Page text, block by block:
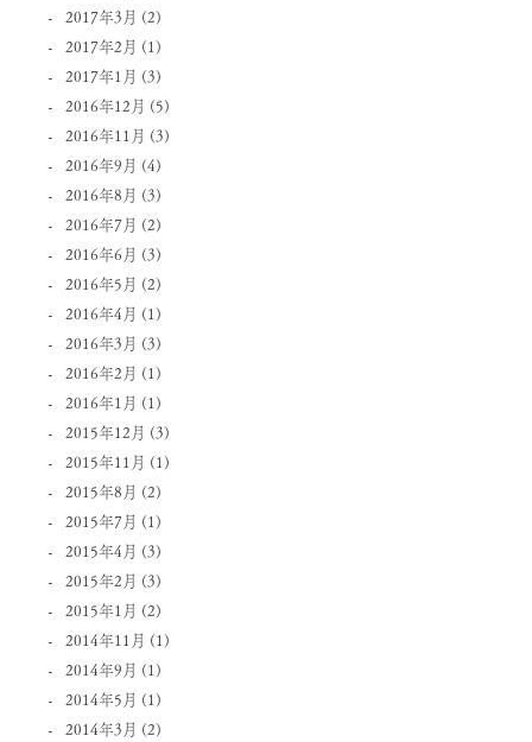
2017年3月 (2)
2017年2月 (1)
2017年1月 (3)
2016年12月 (5)
2016年11月 (3)
2016年9月 (4)
2016年8月 (3)
2016年7月 (2)
2016年6月 (3)
2016年5月 (2)
2016年4月 (1)
2016年3月 (3)
2016年2月 (1)
2016年1月 (1)
2015年12月 (3)
2015年11月 (1)
2015年8月 (2)
2015年7月 (1)
2015年4月 (3)
2015年2月 (3)
2015年1月 (2)
2014年11月 (1)
2014年9月 (1)
2014年5月 (1)
2014年3月 (2)